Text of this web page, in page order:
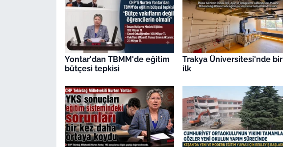
Yontar'dan TBMM'de eğitim
bütçesi tepkisi
Trakya Üniversitesi'nde bir
ilk